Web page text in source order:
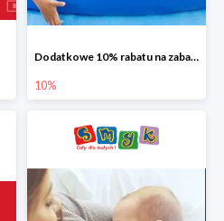
Dodatkowe 10% rabatu na zabawki ogrodowe i baseny
10%